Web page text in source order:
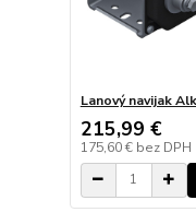
Lanový navijak
215,99 €
175,60 € bez DPH